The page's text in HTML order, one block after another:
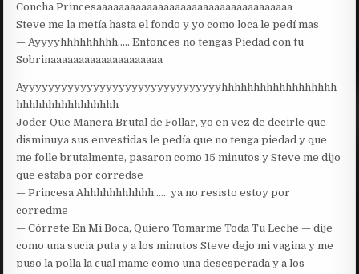
Concha Princesaaaaaaaaaaaaaaaaaaaaaaaaaaaaaaaaaaa
Steve me la metía hasta el fondo y yo como loca le pedí mas
— Ayyyyhhhhhhhhh….. Entonces no tengas Piedad con tu
Sobrinaaaaaaaaaaaaaaaaaaaa
Ayyyyyyyyyyyyyyyyyyyyyyyyyyyyyyyhhhhhhhhhhhhhhhhhh
hhhhhhhhhhhhhhhh
Joder Que Manera Brutal de Follar, yo en vez de decirle que
disminuya sus envestidas le pedía que no tenga piedad y que
me folle brutalmente, pasaron como 15 minutos y Steve me dijo
que estaba por corredse
— Princesa Ahhhhhhhhhhh…… ya no resisto estoy por
corredme
— Córrete En Mi Boca, Quiero Tomarme Toda Tu Leche — dije
como una sucia puta y a los minutos Steve dejo mi vagina y me
puso la polla la cual mame como una desesperada y a los